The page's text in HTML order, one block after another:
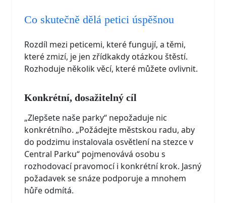
Co skutečně dělá petici úspěšnou
Rozdíl mezi peticemi, které fungují, a těmi,
které zmizí, je jen zřídkakdy otázkou štěstí.
Rozhoduje několik věcí, které můžete ovlivnit.
Konkrétní, dosažitelný cíl
„Zlepšete naše parky“ nepožaduje nic
konkrétního. „Požádejte městskou radu, aby
do podzimu instalovala osvětlení na stezce v
Central Parku“ pojmenovává osobu s
rozhodovací pravomocí i konkrétní krok. Jasný
požadavek se snáze podporuje a mnohem
hůře odmítá.